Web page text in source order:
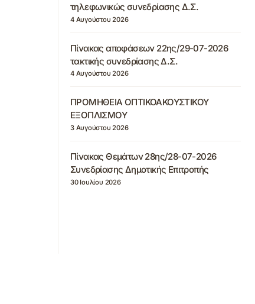
τηλεφωνικώς συνεδρίασης Δ.Σ.
4 Αυγούστου 2026
Πίνακας αποφάσεων 22ης/29-07-2026
τακτικής συνεδρίασης Δ.Σ.
4 Αυγούστου 2026
ΠΡΟΜΗΘΕΙΑ ΟΠΤΙΚΟΑΚΟΥΣΤΙΚΟΥ
ΕΞΟΠΛΙΣΜΟΥ
3 Αυγούστου 2026
Πίνακας Θεμάτων 28ης/28-07-2026
Συνεδρίασης Δημοτικής Επιτροπής
30 Ιουλίου 2026